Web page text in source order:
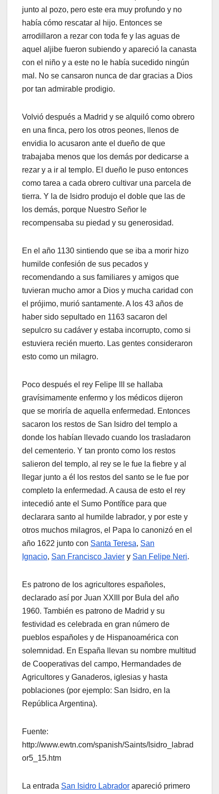
junto al pozo, pero este era muy profundo y no
había cómo rescatar al hijo. Entonces se
arrodillaron a rezar con toda fe y las aguas de
aquel aljibe fueron subiendo y apareció la canasta
con el niño y a este no le había sucedido ningún
mal. No se cansaron nunca de dar gracias a Dios
por tan admirable prodigio.
Volvió después a Madrid y se alquiló como obrero
en una finca, pero los otros peones, llenos de
envidia lo acusaron ante el dueño de que
trabajaba menos que los demás por dedicarse a
rezar y a ir al templo. El dueño le puso entonces
como tarea a cada obrero cultivar una parcela de
tierra. Y la de Isidro produjo el doble que las de
los demás, porque Nuestro Señor le
recompensaba su piedad y su generosidad.
En el año 1130 sintiendo que se iba a morir hizo
humilde confesión de sus pecados y
recomendando a sus familiares y amigos que
tuvieran mucho amor a Dios y mucha caridad con
el prójimo, murió santamente. A los 43 años de
haber sido sepultado en 1163 sacaron del
sepulcro su cadáver y estaba incorrupto, como si
estuviera recién muerto. Las gentes consideraron
esto como un milagro.
Poco después el rey Felipe III se hallaba
gravísimamente enfermo y los médicos dijeron
que se moriría de aquella enfermedad. Entonces
sacaron los restos de San Isidro del templo a
donde los habían llevado cuando los trasladaron
del cementerio. Y tan pronto como los restos
salieron del templo, al rey se le fue la fiebre y al
llegar junto a él los restos del santo se le fue por
completo la enfermedad. A causa de esto el rey
intecedió ante el Sumo Pontífice para que
declarara santo al humilde labrador, y por este y
otros muchos milagros, el Papa lo canonizó en el
año 1622 junto con Santa Teresa, San
Ignacio, San Francisco Javier y San Felipe Neri.
Es patrono de los agricultores españoles,
declarado así por Juan XXIII por Bula del año
1960. También es patrono de Madrid y su
festividad es celebrada en gran número de
pueblos españoles y de Hispanoamérica con
solemnidad. En España llevan su nombre multitud
de Cooperativas del campo, Hermandades de
Agricultores y Ganaderos, iglesias y hasta
poblaciones (por ejemplo: San Isidro, en la
República Argentina).
Fuente:
http://www.ewtn.com/spanish/Saints/Isidro_labrad
or5_15.htm
La entrada San Isidro Labrador apareció primero